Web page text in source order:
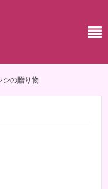
シの贈り物